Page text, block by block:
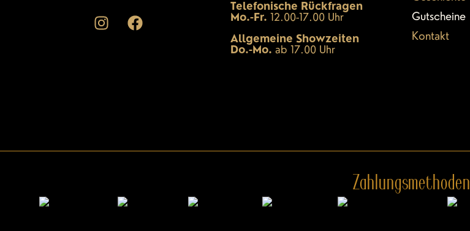
Telefonische Rückfragen
Mo.-Fr. 12.00-17.00 Uhr
Allgemeine Showzeiten
Do.-Mo. ab 17.00 Uhr
Gutscheine
Kontakt
Zahlungsmethoden